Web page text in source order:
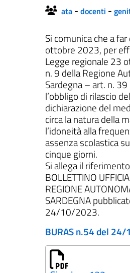
del sito
ata - docenti -
Si comunica che a
ottobre 2023, per
Legge regionale 23
n. 9 della Regione
Sardegna – art. n.
l’obbligo di rilascio
dichiarazione del
circa la natura della
l’idoneità alla
assenza scolastica
cinque giorni.
Si allega il
BOLLETTINO
REGIONE
SARDEGNA
24/10/2023.
BURAS n.54 del